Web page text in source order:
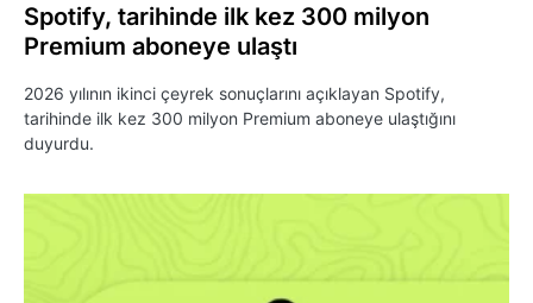
Spotify, tarihinde ilk kez 300 milyon
Premium aboneye ulaştı
2026 yılının ikinci çeyrek sonuçlarını açıklayan Spotify,
tarihinde ilk kez 300 milyon Premium aboneye ulaştığını
duyurdu.